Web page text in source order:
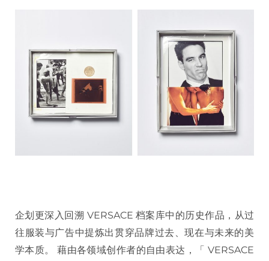
企划更深入回溯 VERSACE 档案库中的历史作品，从过
往服装与广告中提炼出贯穿品牌过去、现在与未来的美
学本质。 藉由各领域创作者的自由表达，「 VERSACE